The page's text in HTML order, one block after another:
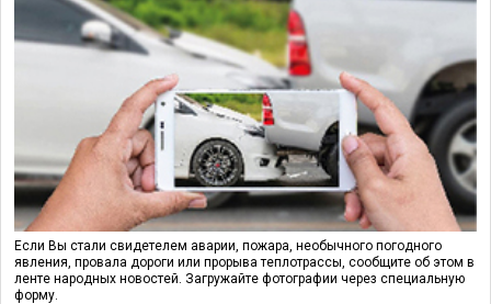
Если Вы стали свидетелем аварии, пожара, необычного погодного
явления, провала дороги или прорыва теплотрассы, сообщите об этом в
ленте народных новостей. Загружайте фотографии через специальную
форму.